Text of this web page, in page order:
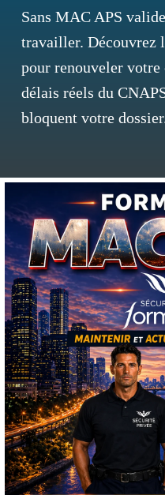
Sans MAC APS
travailler. Découvrez
pour renouveler
délais réels du
bloquent votre